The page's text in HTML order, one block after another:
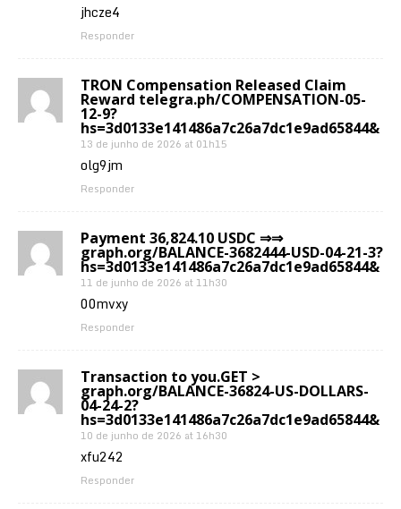
jhcze4
Responder
TRON Compensation Released Claim
Reward telegra.ph/COMPENSATION-05-
12-9?
hs=3d0133e141486a7c26a7dc1e9ad65844&
13 de junho de 2026 at 01h15
olg9jm
Responder
Payment 36,824.10 USDC ⇒⇒
graph.org/BALANCE-3682444-USD-04-21-3?
hs=3d0133e141486a7c26a7dc1e9ad65844&
11 de junho de 2026 at 11h30
00mvxy
Responder
Transaction to you.GET >
graph.org/BALANCE-36824-US-DOLLARS-
04-24-2?
hs=3d0133e141486a7c26a7dc1e9ad65844&
10 de junho de 2026 at 16h30
xfu242
Responder